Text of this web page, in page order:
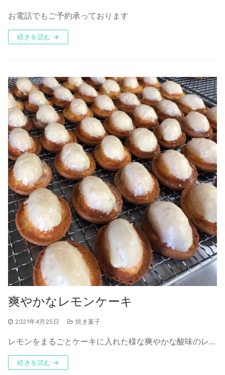
お電話でもご予約承っております
続きを読む →
爽やかなレモンケーキ
2021年4月25日 焼き菓子
レモンをまるごとケーキに入れた様な爽やかな酸味のレ…
続きを読む →